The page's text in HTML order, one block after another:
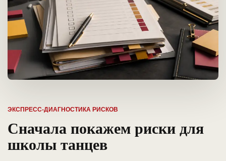
ЭКСПРЕСС-ДИАГНОСТИКА РИСКОВ
Сначала покажем риски для
школы танцев